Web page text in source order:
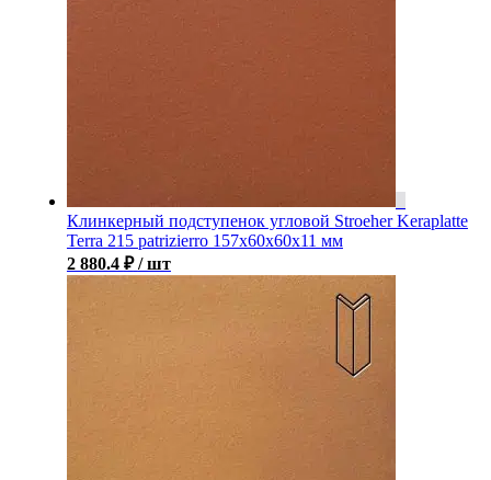
Клинкерный подступенок угловой Stroeher Keraplatte
Terra 215 patrizierro 157х60х60х11 мм
2 880.4 ₽ / шт